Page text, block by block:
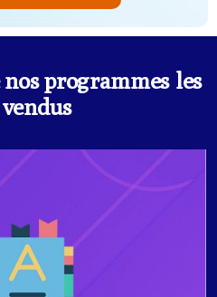
programmes les
d'anglais des affaires
et intermédiaire
les étudiants à une
efficace et s'adressent à
se comporter dans un
afin d'utiliser les normes